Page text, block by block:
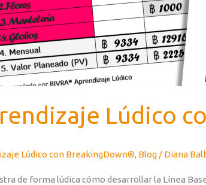
Lúdico
Lúdico con BreakingDown®, Blog / Diana
de forma lúdica cómo desarrollar la Línea